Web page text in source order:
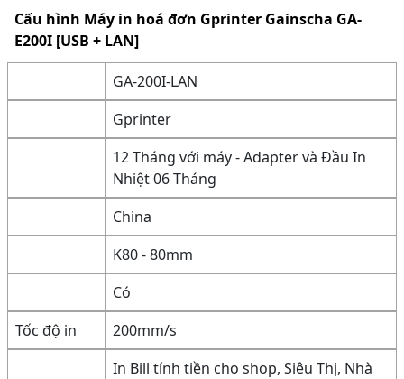
Cấu hình Máy in hoá đơn Gprinter Gainscha GA-
E200I [USB + LAN]
GA-200I-LAN
Gprinter
12 Tháng với máy - Adapter và Đầu In
Nhiệt 06 Tháng
China
K80 - 80mm
Có
Tốc độ in
200mm/s
In Bill tính tiền cho shop, Siêu Thị, Nhà